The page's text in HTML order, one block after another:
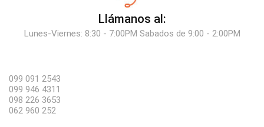
Llámanos al:
Lunes-Viernes: 8:30 - 7:00PM Sabados de 9:00 - 2:00PM
099 091 2543
099 946 4311
098 226 3653
062 960 252